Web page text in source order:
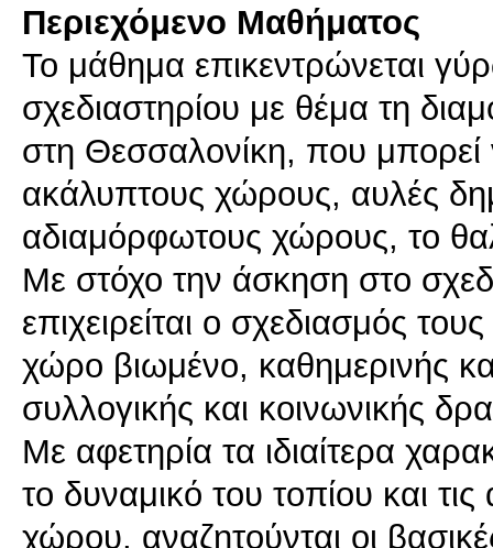
Περιεχόμενο Μαθήματος
Το μάθημα επικεντρώνεται
σχεδιαστηρίου με θέμα τη
στη Θεσσαλονίκη, που
ακάλυπτους χώρους, αυλές
αδιαμόρφωτους χώρους, το
Με στόχο την άσκηση στο
επιχειρείται ο σχεδιασμός
χώρο βιωμένο, καθημερινής
συλλογικής και κοινωνικής
Με αφετηρία τα ιδιαίτερα
το δυναμικό του τοπίου και
χώρου, αναζητούνται οι